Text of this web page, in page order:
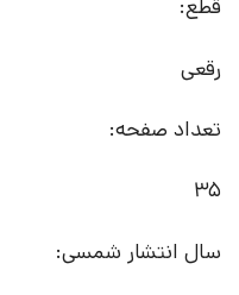
قطع:
رقعی
تعداد صفحه:
35
سال انتشار شمسی: